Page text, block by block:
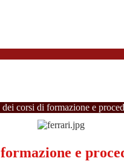
corsi di formazione e
e